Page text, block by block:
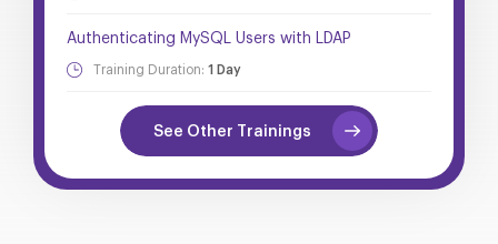
Authenticating MySQL Users with LDAP
Training Duration: 1 Day
See Other Trainings